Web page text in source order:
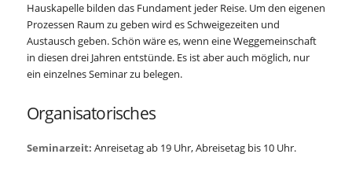
Hauskapelle bilden das Fundament jeder Reise. Um den eigenen
Prozessen Raum zu geben wird es Schweigezeiten und
Austausch geben. Schön wäre es, wenn eine Weggemeinschaft
in diesen drei Jahren entstünde. Es ist aber auch möglich, nur
ein einzelnes Seminar zu belegen.
Organisatorisches
Seminarzeit: Anreisetag ab 19 Uhr, Abreisetag bis 10 Uhr.